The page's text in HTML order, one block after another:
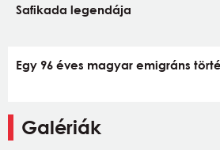
Safikada legendája
Egy 96 éves magyar emigráns
Galériák